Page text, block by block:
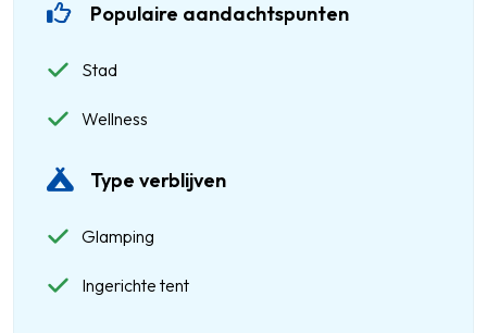
Populaire aandachtspunten
Stad
Wellness
Type verblijven
Glamping
Ingerichte tent